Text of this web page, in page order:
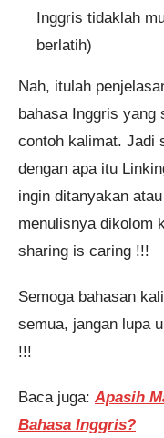
Inggris tidaklah
berlatih)
Nah, itulah
bahasa Inggris yang
contoh kalimat. Jadi
dengan apa itu
ingin ditanyakan
menulisnya dikolom
sharing is caring !!!
Semoga bahasan
semua, jangan lupa
!!!
Baca juga: Apasih
Bahasa Inggris?